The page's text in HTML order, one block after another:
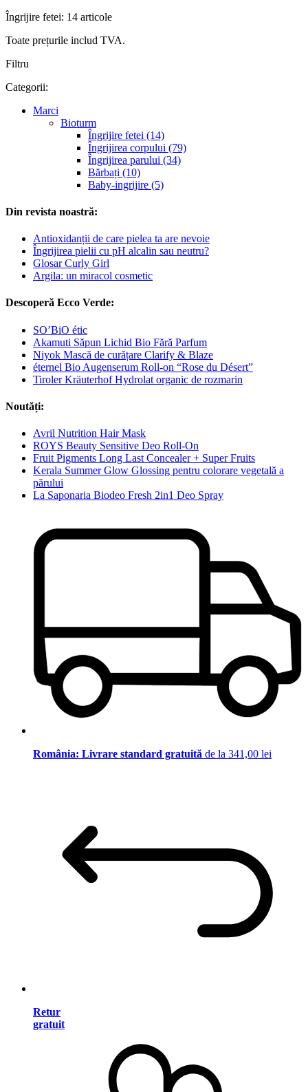
Îngrijire fetei: 14 articole
Toate prețurile includ TVA.
Filtru
Categorii:
Marci
Bioturm
Îngrijire fetei (14)
Îngrijirea corpului (79)
Îngrijirea parului (34)
Bărbați (10)
Baby-ingrijire (5)
Din revista noastră:
Antioxidanții de care pielea ta are nevoie
Îngrijirea pielii cu pH alcalin sau neutru?
Glosar Curly Girl
Argila: un miracol cosmetic
Descoperă Ecco Verde:
SO’BiO étic
Akamuti Săpun Lichid Bio Fără Parfum
Niyok Mască de curățare Clarify & Blaze
éternel Bio Augenserum Roll-on “Rose du Désert”
Tiroler Kräuterhof Hydrolat organic de rozmarin
Noutăți:
Avril Nutrition Hair Mask
ROYS Beauty Sensitive Deo Roll-On
Fruit Pigments Long Last Concealer + Super Fruits
Kerala Summer Glow Glossing pentru colorare vegetală a
părului
La Saponaria Biodeo Fresh 2in1 Deo Spray
România: Livrare standard gratuită de la 341,00 lei
Retur
gratuit